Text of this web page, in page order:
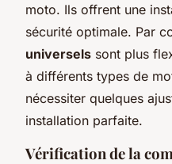
moto. Ils offrent une
sécurité optimale. Par
universels sont plus
à différents types de
nécessiter quelques
installation parfaite.
Vérification de la